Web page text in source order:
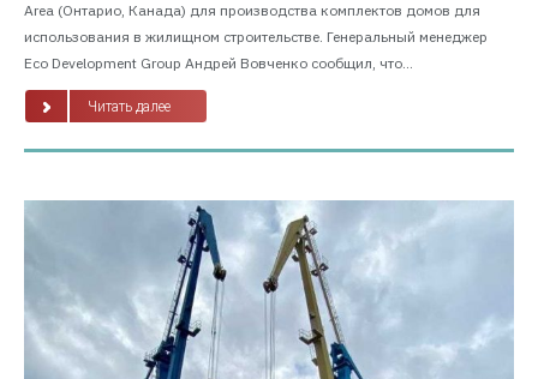
Area (Онтарио, Канада) для производства комплектов домов для
использования в жилищном строительстве. Генеральный менеджер
Eco Development Group Андрей Вовченко сообщил, что...
Читать далее